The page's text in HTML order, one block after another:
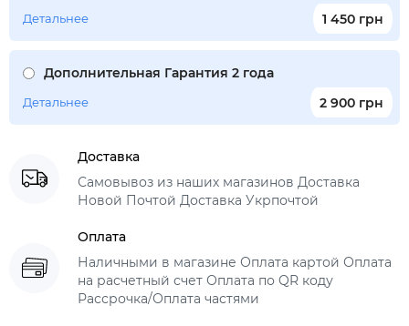
1 450 грн
Детальнее
Дополнительная Гарантия 2 года
2 900 грн
Детальнее
Доставка
Самовывоз из наших магазинов Доставка
Новой Почтой Доставка Укрпочтой
Оплата
Наличными в магазине Оплата картой Оплата
на расчетный счет Оплата по QR коду
Рассрочка/Оплата частями